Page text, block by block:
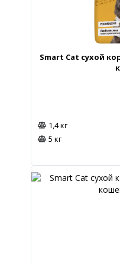
Smart Cat cухой
1,4 кг
5 кг